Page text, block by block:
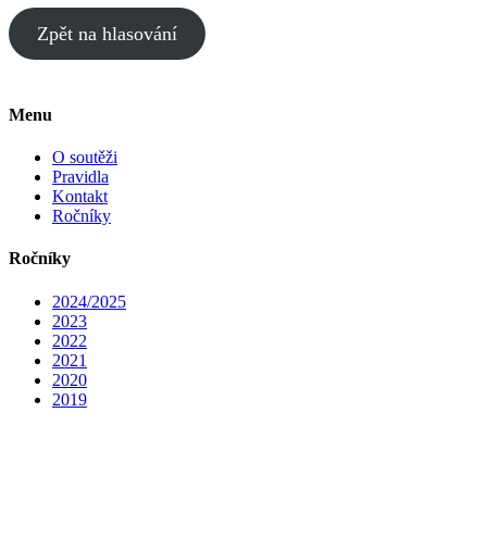
Zpět na hlasování
Menu
O soutěži
Pravidla
Kontakt
Ročníky
Ročníky
2024/2025
2023
2022
2021
2020
2019